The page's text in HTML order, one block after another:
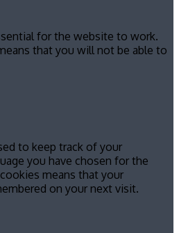
for the website to work.
that you will not be able to
to keep track of your
you have chosen for the
means that your
on your next visit.